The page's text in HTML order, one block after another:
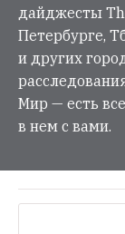
дайджесты
Петербурге,
и других
Мир — есть
в нем с вами.